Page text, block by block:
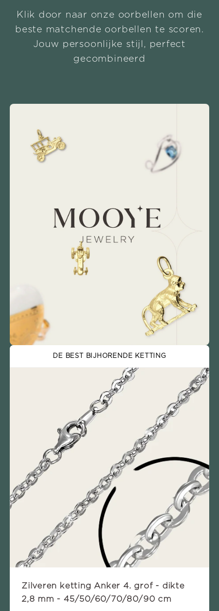
Klik door naar onze oorbellen om die
beste matchende oorbellen te scoren.
Jouw persoonlijke stijl, perfect
gecombineerd
DE BEST BIJHORENDE KETTING
Zilveren ketting Anker 4. grof - dikte
2,8 mm - 45/50/60/70/80/90 cm